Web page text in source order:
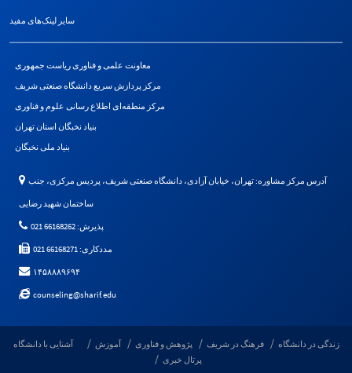
سایر لینک‌های مفید
معاونت علمی و فناوری ریاست جمهوری
مرکز پردازش سریع دانشگاه صنعتی شریف
مرکز منطقه‌ای اطلاع رسانی علوم و فناوری
بنیاد نخبگان استان تهران
بنیاد ملی نخبگان
ساختمان شهید رضایی
پذیرش: 66168262 021
مددکاری: 66168271 021
۱۴۵۸۸۸۹۶۹۴
counseling@sharif.edu
آشنایی با دانشگاه آموزش پژوهش و فناوری فرهنگ در شریف
زندگی در دانشگاه
پرتال خبری